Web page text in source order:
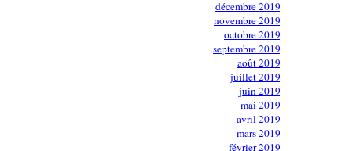
décembre 2019
novembre 2019
octobre 2019
septembre 2019
août 2019
juillet 2019
juin 2019
mai 2019
avril 2019
mars 2019
février 2019